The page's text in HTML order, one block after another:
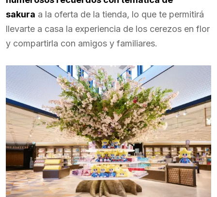
sakura a la oferta de la tienda, lo que te permitirá
llevarte a casa la experiencia de los cerezos en flor
y compartirla con amigos y familiares.